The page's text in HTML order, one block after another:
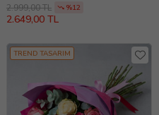
2.999,00 TL %12
2.649,00 TL
TREND TASARIM